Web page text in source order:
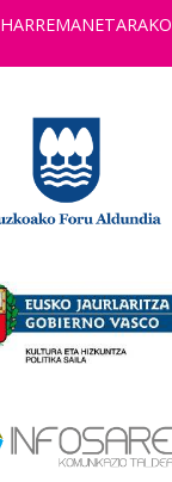
HARREMANETARAKO